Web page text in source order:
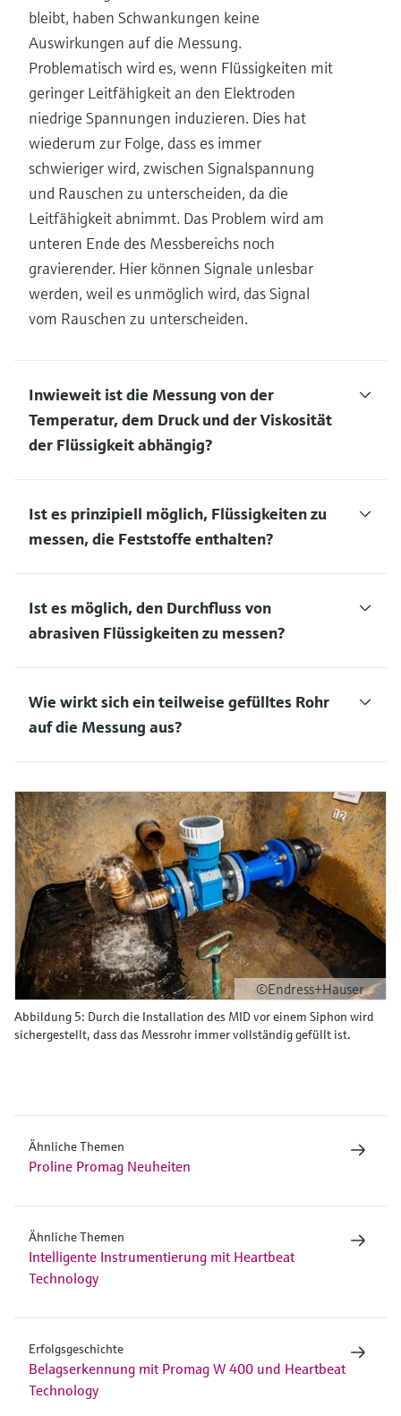
bleibt, haben Schwankungen keine
Auswirkungen auf die Messung.
Problematisch wird es, wenn Flüssigkeiten mit
geringer Leitfähigkeit an den Elektroden
niedrige Spannungen induzieren. Dies hat
wiederum zur Folge, dass es immer
schwieriger wird, zwischen Signalspannung
und Rauschen zu unterscheiden, da die
Leitfähigkeit abnimmt. Das Problem wird am
unteren Ende des Messbereichs noch
gravierender. Hier können Signale unlesbar
werden, weil es unmöglich wird, das Signal
vom Rauschen zu unterscheiden.
Inwieweit ist die Messung von der
Temperatur, dem Druck und der Viskosität
der Flüssigkeit abhängig?
Ist es prinzipiell möglich, Flüssigkeiten zu
messen, die Feststoffe enthalten?
Ist es möglich, den Durchfluss von
abrasiven Flüssigkeiten zu messen?
Wie wirkt sich ein teilweise gefülltes Rohr
auf die Messung aus?
©Endress+Hauser
Abbildung 5: Durch die Installation des MID vor einem Siphon wird
sichergestellt, dass das Messrohr immer vollständig gefüllt ist.
Ähnliche Themen
Proline Promag Neuheiten
Ähnliche Themen
Intelligente Instrumentierung mit Heartbeat
Technology
Erfolgsgeschichte
Belagserkennung mit Promag W 400 und Heartbeat
Technology